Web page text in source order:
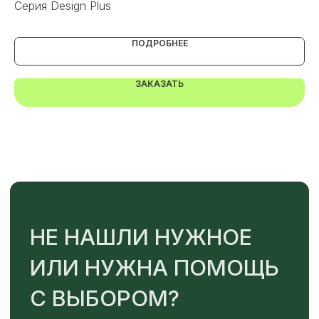
Серия Design Plus
ПОДРОБНЕЕ
ЗАКАЗАТЬ
Или напишите нам напрямую